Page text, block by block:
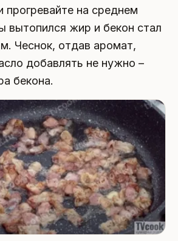
прогревайте на среднем
вытопился жир и бекон стал
Чеснок, отдав аромат,
добавлять не нужно –
бекона.